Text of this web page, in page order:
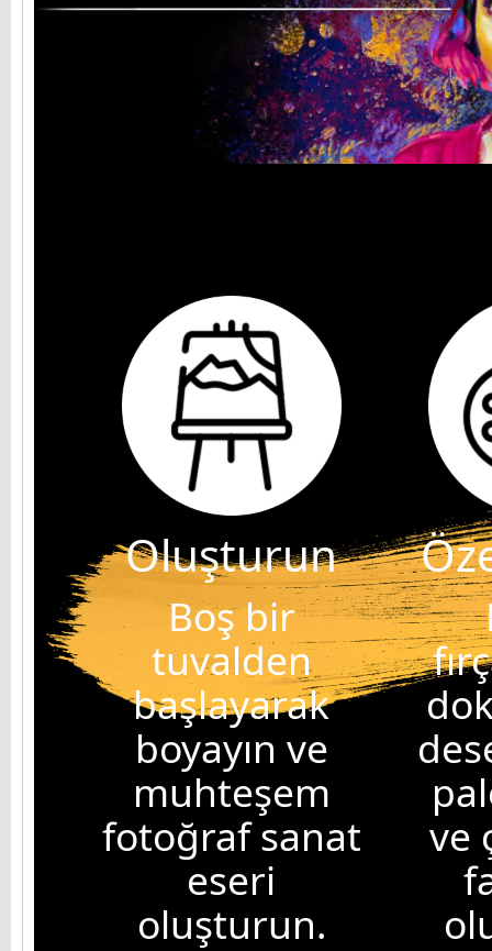
Oluşturun
Boş bir
tuvalden
başlayarak
boyayın ve
muhteşem
fotoğraf sanat
eseri
oluşturun.
ve